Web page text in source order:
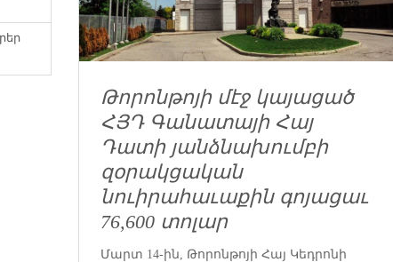
Թորոնթոյի մէջ կայացած
ՀՅԴ Գանատայի Հայ
Դատի յանձնախումբի
զօրակցական
նուիրահաւաքին գոյացաւ
76,600 տոլար
Մարտ 14-ին, Թորոնթոյի Հայ Կեդրոնի